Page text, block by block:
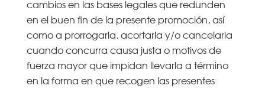
cambios en las bases legales que redunden
en el buen fin de la presente promoción, así
como a prorrogarla, acortarla y/o cancelarla
cuando concurra causa justa o motivos de
fuerza mayor que impidan llevarla a término
en la forma en que recogen las presentes